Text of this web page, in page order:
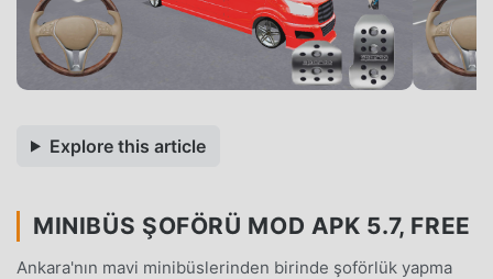
Explore this article
MINIBÜS ŞOFÖRÜ MOD APK 5.7, FREE
Ankara'nın mavi minibüslerinden birinde şoförlük yapma